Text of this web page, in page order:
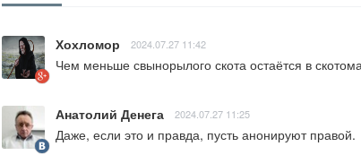
Хохломор 2024.07.27 11:42
Чем меньше свынорылого скота остаётся в
Анатолий Денега 2024.07.27 11:25
Даже, если это и правда, пусть анонируют правой.